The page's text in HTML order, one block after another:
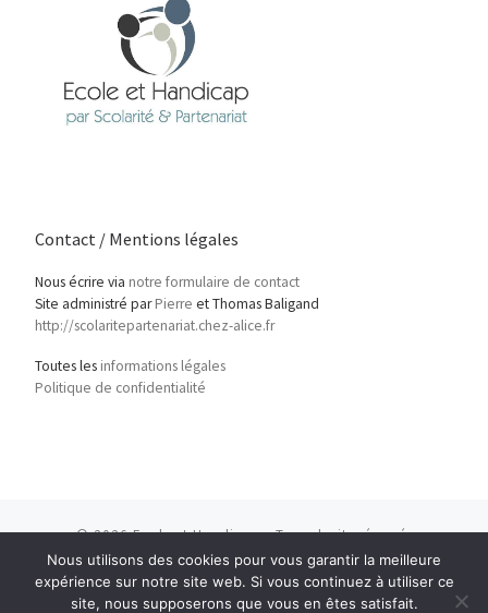
Contact / Mentions légales
Nous écrire via notre formulaire de contact
Site administré parPierre et Thomas Baligand
http://scolaritepartenariat.chez-alice.fr
Toutes les informations légales
Politique de confidentialité
© 2026Ecole et Handicap– Tous droits réservés
Propulsé parWP– Réalisé avec theThème Customizr
Nous utilisons des cookies pour vous garantir la meilleure
expérience sur notre site web. Si vous continuez à utiliser ce
site, nous supposerons que vous en êtes satisfait.